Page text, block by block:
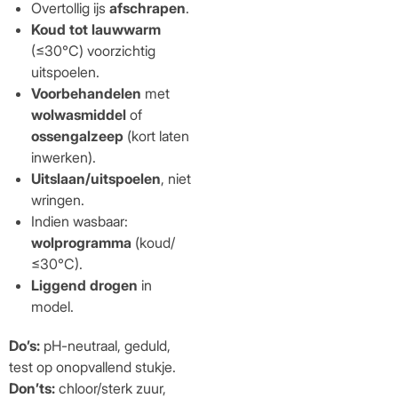
Overtollig ijs afschrapen.
Koud tot lauwwarm
(≤30°C) voorzichtig
uitspoelen.
Voorbehandelen met
wolwasmiddel of
ossengalzeep (kort laten
inwerken).
Uitslaan/uitspoelen, niet
wringen.
Indien wasbaar:
wolprogramma (koud/
≤30°C).
Liggend drogen in
model.
Do’s: pH-neutraal, geduld,
test op onopvallend stukje.
Don’ts: chloor/sterk zuur,